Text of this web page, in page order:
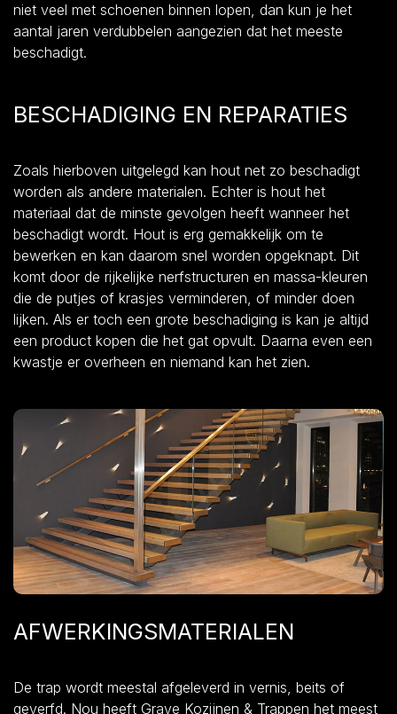
niet veel met schoenen binnen lopen, dan kun je het
aantal jaren verdubbelen aangezien dat het meeste
beschadigt.
BESCHADIGING EN REPARATIES
Zoals hierboven uitgelegd kan hout net zo beschadigt
worden als andere materialen. Echter is hout het
materiaal dat de minste gevolgen heeft wanneer het
beschadigt wordt. Hout is erg gemakkelijk om te
bewerken en kan daarom snel worden opgeknapt. Dit
komt door de rijkelijke nerfstructuren en massa-kleuren
die de putjes of krasjes verminderen, of minder doen
lijken. Als er toch een grote beschadiging is kan je altijd
een product kopen die het gat opvult. Daarna even een
kwastje er overheen en niemand kan het zien.
AFWERKINGSMATERIALEN
De trap wordt meestal afgeleverd in vernis, beits of
geverfd. Nou heeft Grave Kozijnen & Trappen het meest